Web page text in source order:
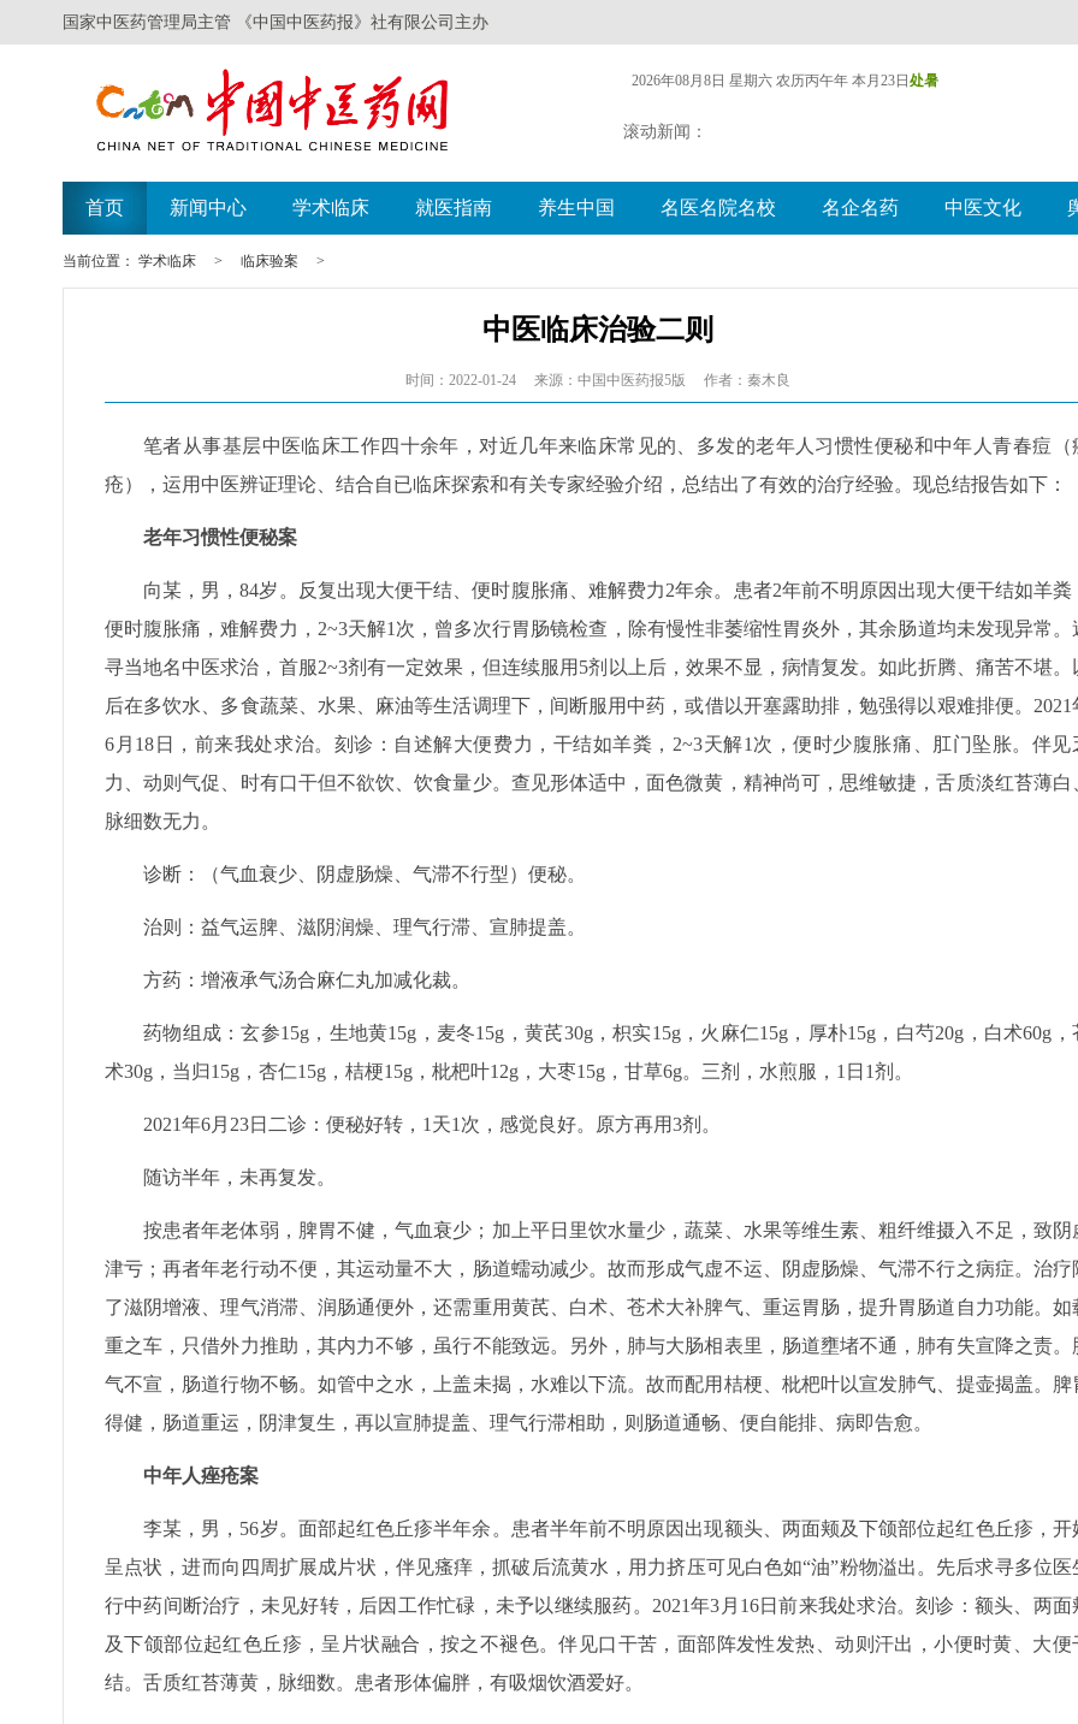
国家中医药管理局主管 《中国中医药报》社有限公司主办
2026年08月8日 星期六 农历丙午年 本月23日 处暑
滚动新闻：
首页 新闻中心 学术临床 就医指南 养生中国 名医名院名校 名企名药 中医文化
当前位置： 学术临床 > 临床验案 >
中医临床治验二则
时间：2022-01-24 来源：中国中医药报5版 作者：秦木良
笔者从事基层中医临床工作四十余年，对近几年来临床常见的、多发的老年人习惯性便秘和中年人青春痘（
疮），运用中医辨证理论、结合自已临床探索和有关专家经验介绍，总结出了有效的治疗经验。现总结报告如下：
老年习惯性便秘案
向某，男，84岁。反复出现大便干结、便时腹胀痛、难解费力2年余。患者2年前不明原因出现大便干结如羊粪
便时腹胀痛，难解费力，2~3天解1次，曾多次行胃肠镜检查，除有慢性非萎缩性胃炎外，其余肠道均未发现异常。
寻当地名中医求治，首服2~3剂有一定效果，但连续服用5剂以上后，效果不显，病情复发。如此折腾、痛苦不堪。
后在多饮水、多食蔬菜、水果、麻油等生活调理下，间断服用中药，或借以开塞露助排，勉强得以艰难排便。2021
6月18日，前来我处求治。刻诊：自述解大便费力，干结如羊粪，2~3天解1次，便时少腹胀痛、肛门坠胀。伴见
力、动则气促、时有口干但不欲饮、饮食量少。查见形体适中，面色微黄，精神尚可，思维敏捷，舌质淡红苔薄白
脉细数无力。
诊断：（气血衰少、阴虚肠燥、气滞不行型）便秘。
治则：益气运脾、滋阴润燥、理气行滞、宣肺提盖。
方药：增液承气汤合麻仁丸加减化裁。
药物组成：玄参15g，生地黄15g，麦冬15g，黄芪30g，枳实15g，火麻仁15g，厚朴15g，白芍20g，白术60g，
术30g，当归15g，杏仁15g，桔梗15g，枇杷叶12g，大枣15g，甘草6g。三剂，水煎服，1日1剂。
2021年6月23日二诊：便秘好转，1天1次，感觉良好。原方再用3剂。
随访半年，未再复发。
按患者年老体弱，脾胃不健，气血衰少；加上平日里饮水量少，蔬菜、水果等维生素、粗纤维摄入不足，致阴
津亏；再者年老行动不便，其运动量不大，肠道蠕动减少。故而形成气虚不运、阴虚肠燥、气滞不行之病症。治疗
了滋阴增液、理气消滞、润肠通便外，还需重用黄芪、白术、苍术大补脾气、重运胃肠，提升胃肠道自力功能。如
重之车，只借外力推助，其内力不够，虽行不能致远。另外，肺与大肠相表里，肠道壅堵不通，肺有失宣降之责。
气不宣，肠道行物不畅。如管中之水，上盖未揭，水难以下流。故而配用桔梗、枇杷叶以宣发肺气、提壶揭盖。脾
得健，肠道重运，阴津复生，再以宣肺提盖、理气行滞相助，则肠道通畅、便自能排、病即告愈。
中年人痤疮案
李某，男，56岁。面部起红色丘疹半年余。患者半年前不明原因出现额头、两面颊及下颌部位起红色丘疹，开
呈点状，进而向四周扩展成片状，伴见瘙痒，抓破后流黄水，用力挤压可见白色如“油”粉物溢出。先后求寻多位医
行中药间断治疗，未见好转，后因工作忙碌，未予以继续服药。2021年3月16日前来我处求治。刻诊：额头、两面
及下颌部位起红色丘疹，呈片状融合，按之不褪色。伴见口干苦，面部阵发性发热、动则汗出，小便时黄、大便
结。舌质红苔薄黄，脉细数。患者形体偏胖，有吸烟饮酒爱好。